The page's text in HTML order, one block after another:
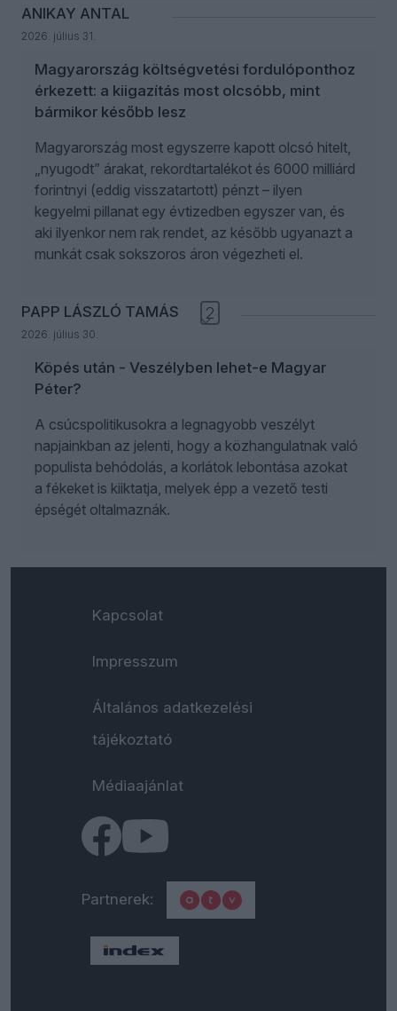
ANIKAY ANTAL
2026. július 31.
Magyarország költségvetési fordulóponthoz
érkezett: a kiigazítás most olcsóbb, mint
bármikor később lesz
Magyarország most egyszerre kapott olcsó hitelt,
„nyugodt” árakat, rekordtartalékot és 6000 milliárd
forintnyi (eddig visszatartott) pénzt – ilyen
kegyelmi pillanat egy évtizedben egyszer van, és
aki ilyenkor nem rak rendet, az később ugyanazt a
munkát csak sokszoros áron végezheti el.
PAPP LÁSZLÓ TAMÁS
2026. július 30.
2
Köpés után - Veszélyben lehet-e Magyar
Péter?
A csúcspolitikusokra a legnagyobb veszélyt
napjainkban az jelenti, hogy a közhangulatnak való
populista behódolás, a korlátok lebontása azokat
a fékeket is kiiktatja, melyek épp a vezető testi
épségét oltalmaznák.
Kapcsolat
Impresszum
Általános adatkezelési
tájékoztató
Médiaajánlat
Partnerek: